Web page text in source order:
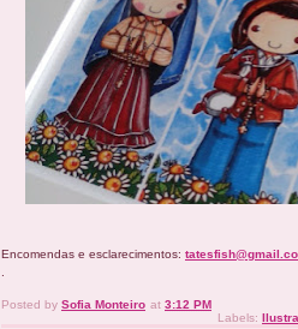
Encomendas e esclarecimentos:
Posted by Sofia Monteiro at 3:12 PM
Labels: